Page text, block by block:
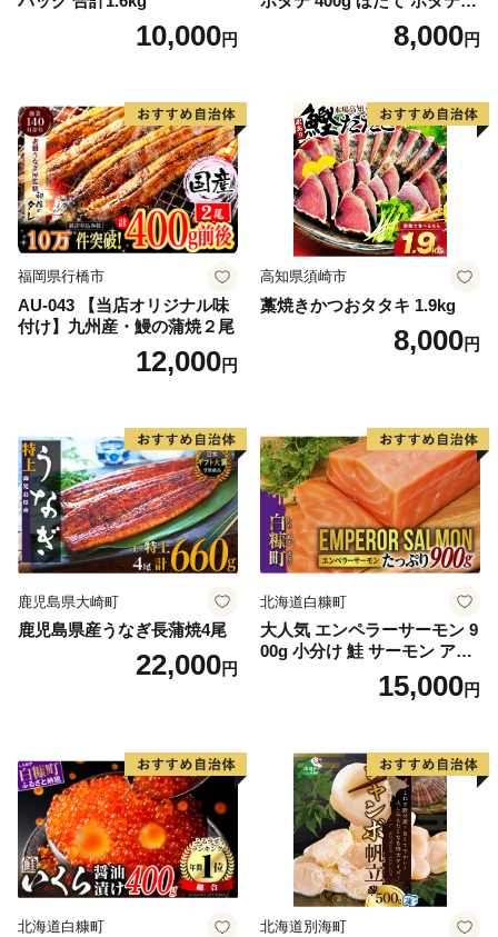
10,000円 8,000円
福岡県行橋市
AU-043 【当店オリジナル味
付け】九州産・鰻の蒲焼２尾
12,000円
高知県須崎市
藁焼きかつおタタキ 1.9kg
8,000円
鹿児島県大崎町
鹿児島県産うなぎ長蒲焼4尾
22,000円
北海道白糠町
大人気 エンペラーサーモン 9
00g 小分け 鮭 サーモン アト
ランティックサーモン 水産
庁長官賞 受賞 さけ シャケ し
満足 美味しい 贈答 生食用 刺
身 お刺身 刺し身 魚介類 海鮮
冷凍 厚切り 薄切り ふるさと
納税 ふるさとチョイス チョ
イス 北海道 白糠町
15,000円
北海道白糠町 北海道別海町